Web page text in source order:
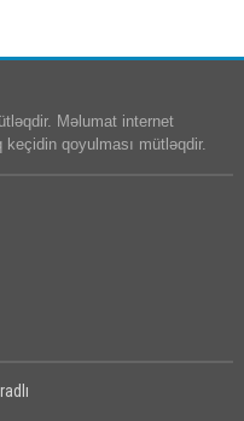
Məlumat internet
qoyulması mütləqdir.